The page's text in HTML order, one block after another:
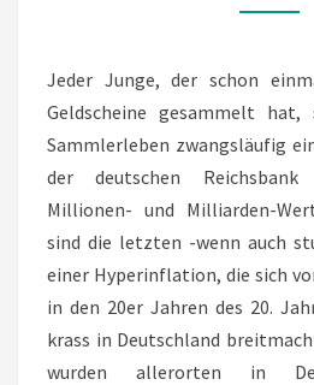
Jeder Junge, der schon
Geldscheine gesammelt
Sammlerleben zwangsläufig
der deutschen
Millionen- und Milliarden-
sind die letzten -wenn auch
einer Hyperinflation, die sich
in den 20er Jahren des 20.
krass in Deutschland
wurden allerorten in